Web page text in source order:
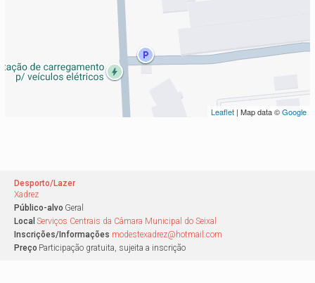
Leaflet | Map data ©Google
Desporto/Lazer
Xadrez
Público-alvo Geral
Local Serviços Centrais da Câmara Municipal do Seixal
Inscrições/Informações modestexadrez@hotmail.com
Preço Participação gratuita, sujeita a inscrição